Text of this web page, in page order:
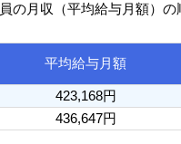
の月収（平均給与月額）の
平均給与月額
423,168円
436,647円